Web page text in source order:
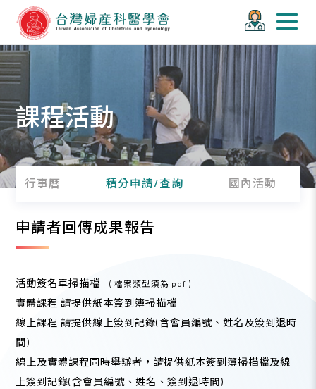
課程活動
行事曆 積分申請/查詢 國內活動
申請者回傳成果報告
活動簽名單掃描檔 ( 檔案類型須為 pdf )
實體課程 請提供紙本簽到簿掃描檔
線上課程 請提供線上簽到記錄(含會員編號、姓名及簽到退時
間)
線上及實體課程同時舉辦者，請提供紙本簽到簿掃描檔及線
上簽到記錄(含會員編號、姓名、簽到退時間)